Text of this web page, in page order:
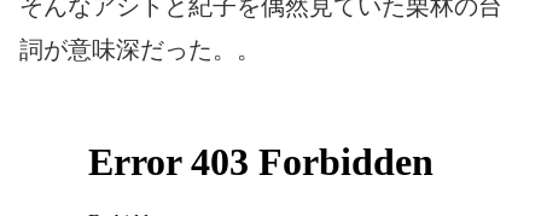
そんなアシトと紀子を偶然見ていた栗林の台
詞が意味深だった。。